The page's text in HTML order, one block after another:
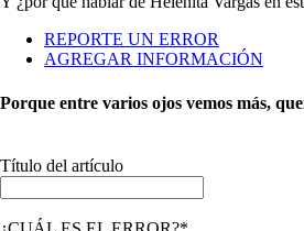
REPORTE UN ERROR
AGREGAR INFORMACIÓN
Porque entre varios ojos vemos más,
Título del artículo